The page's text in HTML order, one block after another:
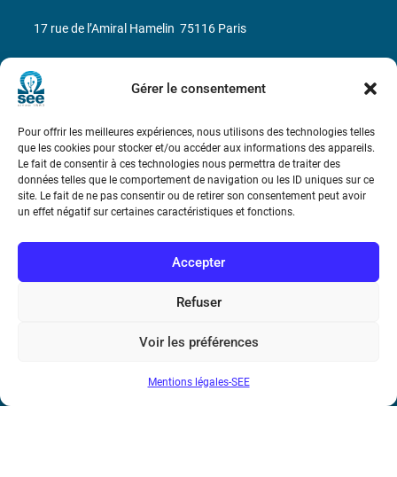
Gérer le consentement
Pour offrir les meilleures expériences, nous utilisons des technologies telles
que les cookies pour stocker et/ou accéder aux informations des appareils.
Le fait de consentir à ces technologies nous permettra de traiter des
données telles que le comportement de navigation ou les ID uniques sur ce
site. Le fait de ne pas consentir ou de retirer son consentement peut avoir
un effet négatif sur certaines caractéristiques et fonctions.
Accepter
Refuser
Voir les préférences
Mentions légales-SEE
Bicentenaire des découvertes d’André-
Conditions Générales de Vente
Mentions légales
17 rue de l’Amiral Hamelin 75116 Paris
Métro : « Boissière » Ligne 6 et « Iéna » Ligne 9
Téléphone : (+33) 1 56 90 37 17
N° de SIREN : 785 393 232, Code APE : 9412Z TVA intra-
communautaire : FR44 785 393 232